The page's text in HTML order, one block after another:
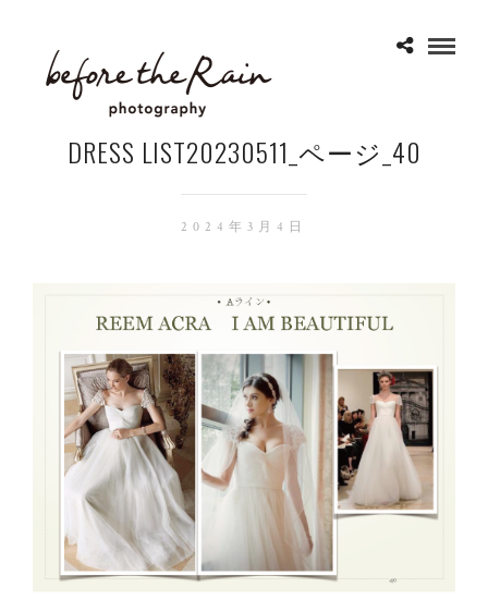
DRESS LIST20230511_ページ_40
2024年3月4日